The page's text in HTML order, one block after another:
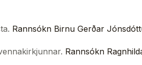
Rannsókn Birnu Gerðar
Rannsókn